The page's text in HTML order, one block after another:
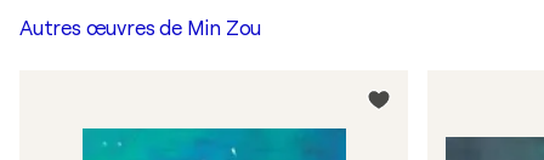
Autres œuvres de Min Zou